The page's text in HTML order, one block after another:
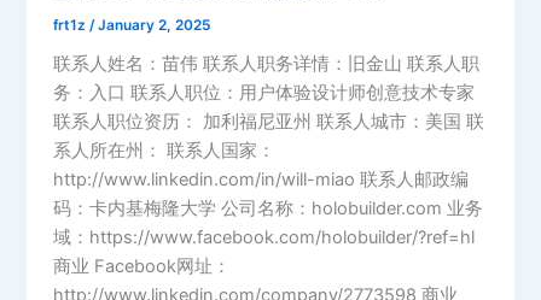
frt1z /January 2, 2025
联系人姓名：苗伟 联系人职务详情：旧金山 联系人职
务：入口 联系人职位：用户体验设计师创意技术专家
联系人职位资历： 加利福尼亚州 联系人城市：美国 联
系人所在州： 联系人国家：
http://www.linkedin.com/in/will-miao 联系人邮政编
码：卡内基梅隆大学 公司名称：holobuilder.com 业务
域：https://www.facebook.com/holobuilder/?ref=hl
商业 Facebook网址：